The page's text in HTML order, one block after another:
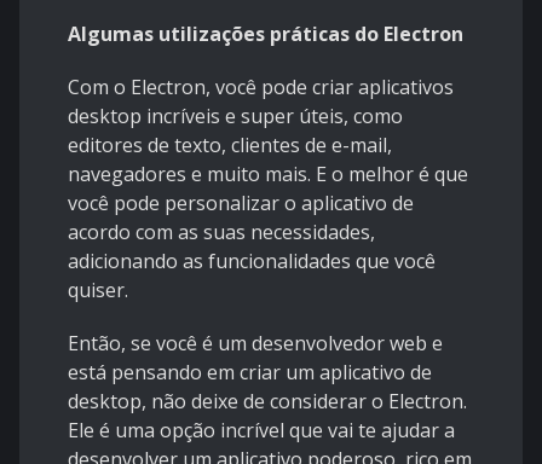
Algumas utilizações práticas do Electron
Com o Electron, você pode criar aplicativos
desktop incríveis e super úteis, como
editores de texto, clientes de e-mail,
navegadores e muito mais. E o melhor é que
você pode personalizar o aplicativo de
acordo com as suas necessidades,
adicionando as funcionalidades que você
quiser.
Então, se você é um desenvolvedor web e
está pensando em criar um aplicativo de
desktop, não deixe de considerar o Electron.
Ele é uma opção incrível que vai te ajudar a